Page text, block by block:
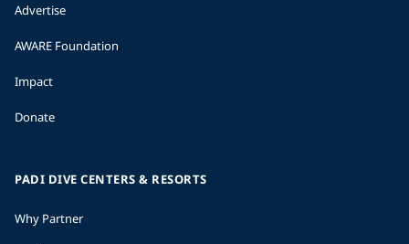
Advertise
AWARE Foundation
Impact
Donate
PADI DIVE CENTERS & RESORTS
Why Partner